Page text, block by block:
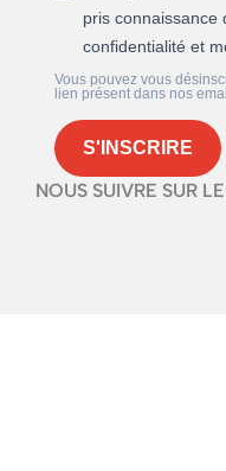
pris connaissance
confidentialité et
Vous pouvez vous
lien présent dans nos
S'INSCRIRE
NOUS SUIVRE SUR